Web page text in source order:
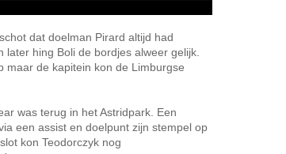
dat doelman Pirard altijd had
hing Boli de bordjes alweer gelijk.
maar de kapitein kon de Limburgse
was terug in het Astridpark. Een
een assist en doelpunt zijn stempel op
kon Teodorczyk nog